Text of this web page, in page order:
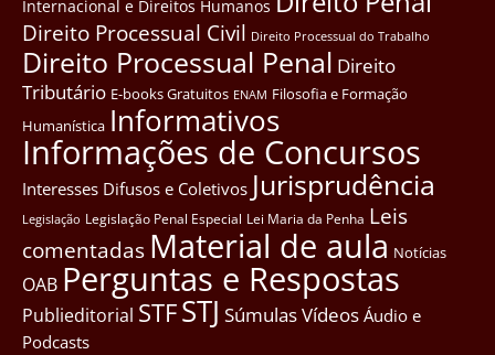
Internacional e Direitos Humanos
Direito Processual Civil Direito Processual do Trabalho
Direito Processual Penal Direito
Tributário E-books Gratuitos ENAM Filosofia e Formação
Humanística Informativos
Informações de Concursos
Interesses Difusos e Coletivos Jurisprudência
Legislação Legislação Penal Especial Lei Maria da Penha Leis
comentadas Material de aula Notícias
OAB Perguntas e Respostas
Publieditorial STFSTJ SúmulasVídeos Áudio e
Podcasts